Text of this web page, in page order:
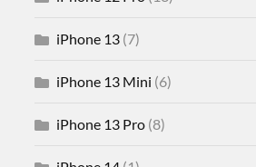
iPhone 13 (7)
iPhone 13 Mini (6)
iPhone 13 Pro (8)